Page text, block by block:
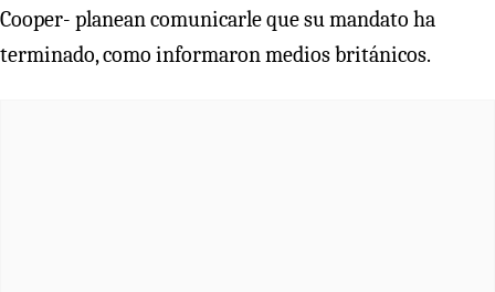
Cooper- planean comunicarle que su mandato ha
terminado, como informaron medios británicos.